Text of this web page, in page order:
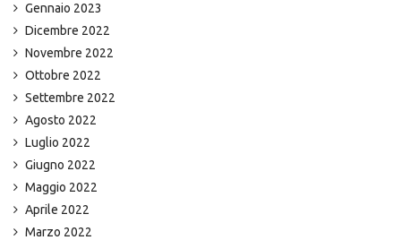
Gennaio 2023
Dicembre 2022
Novembre 2022
Ottobre 2022
Settembre 2022
Agosto 2022
Luglio 2022
Giugno 2022
Maggio 2022
Aprile 2022
Marzo 2022